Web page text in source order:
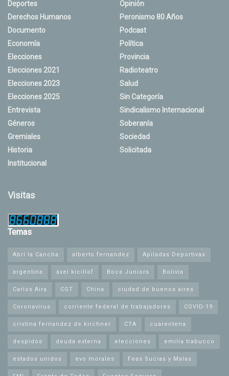
Deportes
Derechos Humanos
Documento
Economía
Elecciones
Elecciones 2021
Elecciones 2023
Elecciones 2025
Entrevista
Géneros
Gremiales
Historia
Institucional
Opinión
Peronismo 80 Años
Podcast
Política
Provincia
Radioteatro
Salud
Sin Categoría
Sindicalismo Internacional
Soberanía
Sociedad
Solicitada
Visitas
Temas
Abrí la Cancha alberto fernandez Apiladas Deportivas
argentina axel kicillof Boca Juniors Bolivia
Carlos Aira CGT China ciudad de buenos aires
Coronavirus corriente federal de trabajadores COVID-19
cristina fernandez de kirchner CTA cuarentena
despidos deuda externa elecciones emilia trabucco
estados unidos evo morales Feas Sucias y Malas